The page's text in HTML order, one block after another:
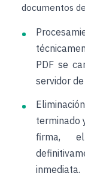
documentos
PDF se
servidor
terminado
firma,
inmediata.